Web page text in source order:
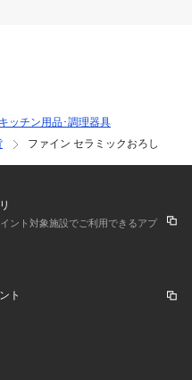
キッチン用品･調理器具
ファイン セラミックおろし
ント対象施設でご利用できるアプ
ト